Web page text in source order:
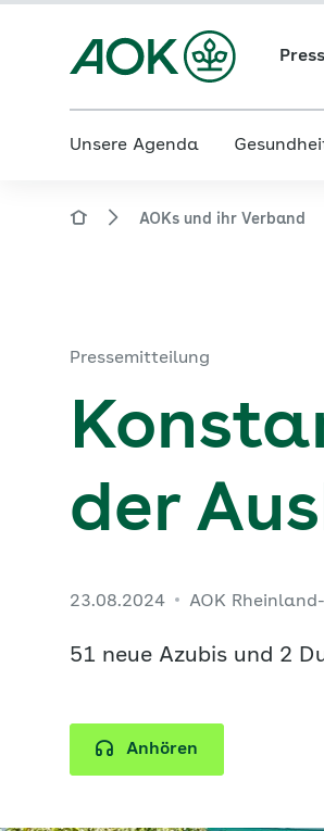
Unsere Agenda
AOKs und ihr Verband
Pressemitteilung
der
23.08.2024 AOK
51 neue Azubis und 2
Anhören